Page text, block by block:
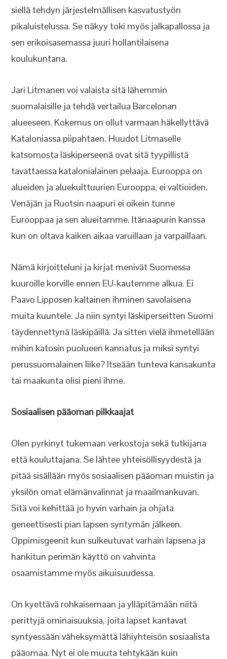
siellä tehdyn järjestelmällisen kasvatustyön
pikaluistelussa. Se näkyy toki myös jalkapallossa ja
sen erikoisasemassa juuri hollantilaisena
koulukuntana.
Jari Litmanen voi valaista sitä lähemmin
suomalaisille ja tehdä vertailua Barcelonan
alueeseen. Kokemus on ollut varmaan häkellyttävä
Kataloniassa piipahtaen. Huudot Litmaselle
katsomosta läskiperseenä ovat sitä tyypillistä
tavattaessa katalonialainen pelaaja. Eurooppa on
alueiden ja aluekulttuurien Eurooppa, ei valtioiden.
Venäjän ja Ruotsin naapuri ei oikein tunne
Eurooppaa ja sen alueitamme. Itänaapurin kanssa
kun on oltava kaiken aikaa varuillaan ja varpaillaan.
Nämä kirjoitteluni ja kirjat menivät Suomessa
kuuroille korville ennen EU-kautemme alkua. Ei
Paavo Lipposen kaltainen ihminen savolaisena
muita kuuntele. Ja niin syntyi läskiperseitten Suomi
täydennettynä läskipäillä. Ja sitten vielä ihmetellään
mihin katosin puolueen kannatus ja miksi syntyi
perussuomalainen liike? Itseään tunteva kansakunta
tai maakunta olisi pieni ihme.
Sosiaalisen pääoman pilkkaajat
Olen pyrkinyt tukemaan verkostoja sekä tutkijana
että kouluttajana. Se lähtee yhteisöllisyydestä ja
pitää sisällään myös sosiaalisen pääoman muistin ja
yksilön omat elämänvalinnat ja maailmankuvan.
Sitä voi kehittää jo hyvin varhain ja ohjata
geneettisesti pian lapsen syntymän jälkeen.
Oppimisgeenit kun sulkeutuvat varhain lapsena ja
hankitun perimän käyttö on vahvinta
osaamistamme myös aikuisuudessa.
On kyettävä rohkaisemaan ja ylläpitämään niitä
perittyjä ominaisuuksia, joita lapset kantavat
syntyessään väheksymättä lähiyhteisön sosiaalista
pääomaa. Nyt ei ole muuta tehtykään kuin